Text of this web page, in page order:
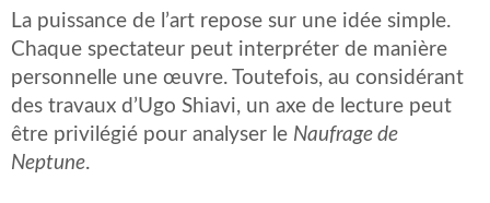
La puissance de l’art repose sur une idée simple.
Chaque spectateur peut interpréter de manière
personnelle une œuvre. Toutefois, au considérant
des travaux d’Ugo Shiavi, un axe de lecture peut
être privilégié pour analyser le Naufrage de
Neptune.